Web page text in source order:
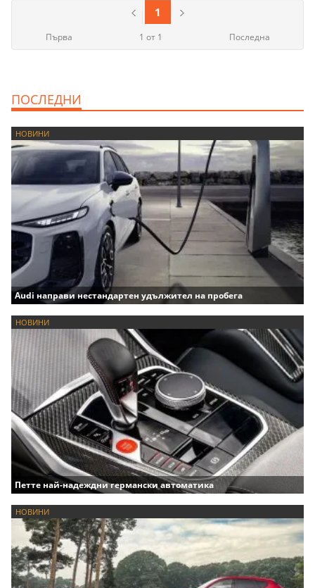
1 от 1 Последна
1
Първа
ПОСЛЕДНИ
НОВИНИ
Audi направи нестандартен удължител на пробега
НОВИНИ
Петте най-надеждни германски автоматика
НОВИНИ